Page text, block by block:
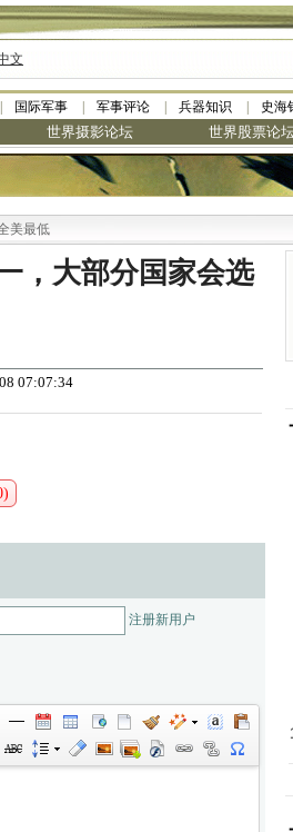
文
国际军事 军事评论 兵器知识 史海
世界摄影论坛 世界股票论
低
，大部分国家会选
07:07:34
注册新用户